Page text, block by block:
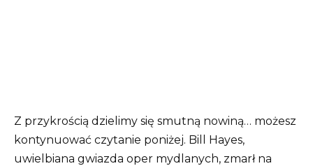
Z przykrością dzielimy się smutną nowiną… możesz
kontynuować czytanie poniżej. Bill Hayes,
uwielbiana gwiazda oper mydlanych, zmarł na